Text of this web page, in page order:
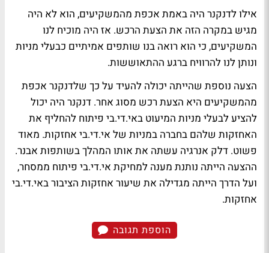
אילו לדנקנר היה באמת אכפת מהמשקיעים, הוא לא היה
מגיש במקרה הזה את הצעת הרכש. אז היה מוכיח לנו
המשקיעים, כי הוא רואה בנו שותפים אמיתיים כבעלי מניות
ונותן לנו להרוויח ברגע ההתאוששות.
הצעה נוספת שהייתה יכולה להעיד על כך שלדנקנר אכפת
מהמשקיעים היא הצעת רכש מסוג אחר. דנקנר היה יכול
להציע לבעלי מניות המיעוט באי.די.בי פיתוח להחליף את
האחזקות שלהם בחברה במניות של אי.די.בי אחזקות. מאוד
פשוט. דלק אנרגיה עשתה את אותו המהלך בשותפות אבנר.
ההצעה הייתה נותנת מענה למחיקת אי.די.בי פיתוח ממסחר,
ועל הדרך הייתה מגדילה את שיעור אחזקות הציבור באי.די.בי
אחזקות.
הוספת תגובה